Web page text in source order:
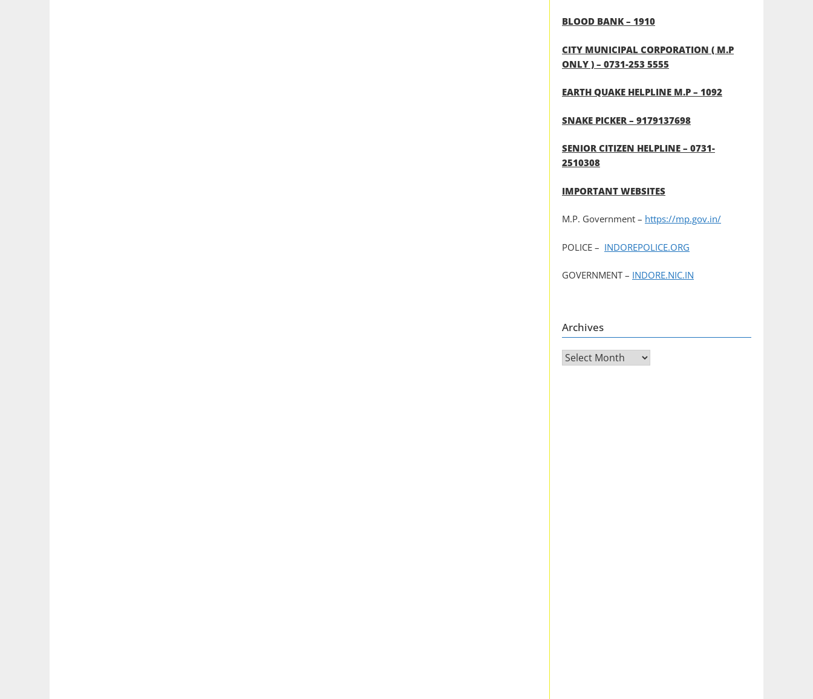
BLOOD BANK – 1910
CITY MUNICIPAL CORPORATION ( M.P
ONLY ) – 0731-253 5555
EARTH QUAKE HELPLINE M.P – 1092
SNAKE PICKER – 9179137698
SENIOR CITIZEN HELPLINE – 0731-
2510308
IMPORTANT WEBSITES
M.P. Government – https://mp.gov.in/
POLICE – INDOREPOLICE.ORG
GOVERNMENT – INDORE.NIC.IN
Archives
Archives